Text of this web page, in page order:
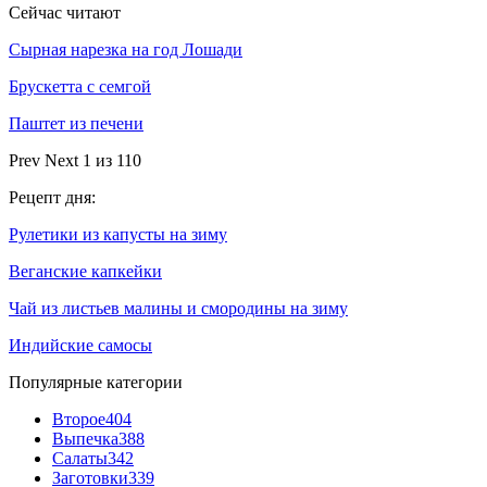
Сейчас читают
Сырная нарезка на год Лошади
Брускетта с семгой
Паштет из печени
Prev Next 1 из 110
Рецепт дня:
Рулетики из капусты на зиму
Веганские капкейки
Чай из листьев малины и смородины на зиму
Индийские самосы
Популярные категории
Второе404
Выпечка388
Салаты342
Заготовки339